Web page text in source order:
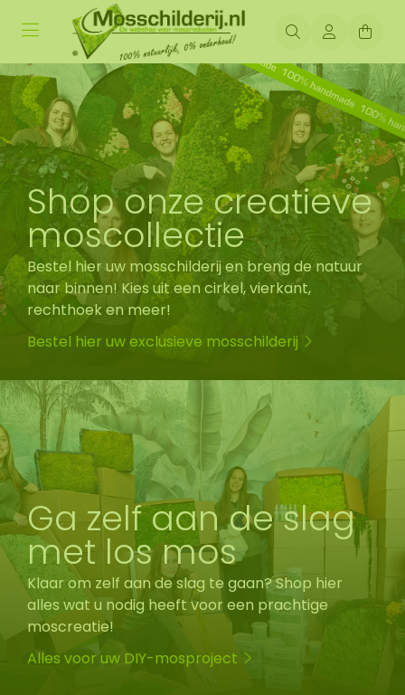
Shop onze creatieve
moscollectie
Bestel hier uw mosschilderij en breng de natuur
naar binnen! Kies uit een cirkel, vierkant,
rechthoek en meer!
Bestel hier uw exclusieve mosschilderij
Ga zelf aan de slag
met los mos
Klaar om zelf aan de slag te gaan? Shop hier
alles wat u nodig heeft voor een prachtige
moscreatie!
Alles voor uw DIY-mosproject